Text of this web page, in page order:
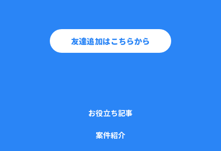
友達追加はこちらから
お役立ち記事
案件紹介